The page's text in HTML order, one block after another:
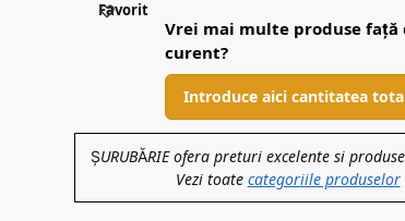
Favorit
Vrei mai multe produse față
curent?
Introduce aici cantitatea
ȘURUBĂRIE ofera preturi excelente si
Vezi toate categoriile produselor